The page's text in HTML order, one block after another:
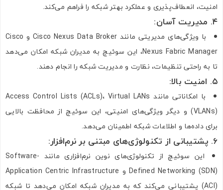
امنیت، انعطاف‌پذیری و عملکرد بهتر شبکه را فراهم می‌کند.
۴. مدیریت آسان:
با ویژگی‌های مدیریتی مانند Cisco Nexus Data Broker و Cisco
Nexus Fabric Manager، این سوئیچ به مدیران شبکه امکان می‌دهد
تا به راحتی تنظیمات، نظارت و مدیریت شبکه را انجام دهند.
۵. امنیت بالا:
با امکاناتی مانند Access Control Lists (ACLs)، Virtual LANs
(VLANs) و دیگر ویژگی‌های امنیتی، این سوئیچ از محافظت بالایی
برای داده‌ها و اطلاعات شبکه اطمینان می‌دهد.
۶. پشتیبانی از تکنولوژی‌های مبتنی بر نرم‌افزار:
این سوئیچ از تکنولوژی‌های نوین نرم‌افزاری مانند Software-
Defined Networking (SDN) و Application Centric Infrastructure
(ACI) پشتیبانی می‌کند که به مدیران شبکه امکان می‌دهد تا شبکه